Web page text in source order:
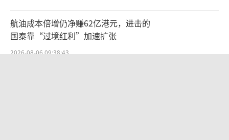
航油成本倍增仍净赚62亿港元，进击的
国泰靠“过境红利”加速扩张
2026-08-06 09:38:43